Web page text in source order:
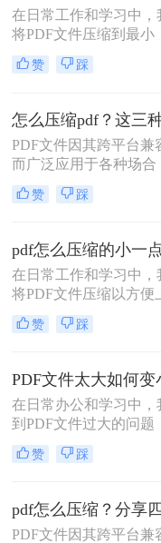
在日常工作和学习中，
将PDF文件压缩到最小
传、分享或存储。那么
么压缩最小呢？本文将
助您根据不同的需求选
式。
赞 踩
PDF文件因其跨平台兼
而广泛应用于各种场合
PDF文件可能会带来存
辑上的不便。那么怎么
赞 踩
在日常工作和学习中，
将PDF文件压缩以方便
存储。那么PDF怎么压
呢？本文将介绍三种常
选择最合适的方式。
赞 踩
在日常办公和学习中，
到PDF文件过大的问题
用大量存储空间，还会
输速度和加载时间。那
文将介绍三种常用的
赞 踩
PDF文件因其跨平台兼